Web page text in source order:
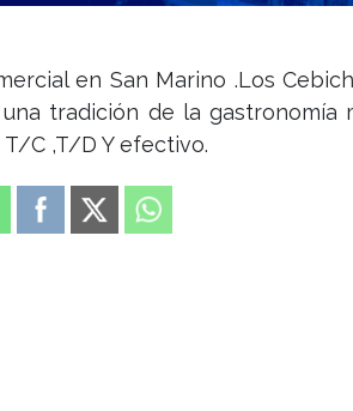
en San Marino .Los
tradición de la gastronomía
C ,T/D Y efectivo.